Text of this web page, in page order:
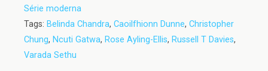
Série moderna
Tags: Belinda Chandra, Caoilfhionn Dunne, Christopher
Chung, Ncuti Gatwa, Rose Ayling-Ellis, Russell T Davies,
Varada Sethu